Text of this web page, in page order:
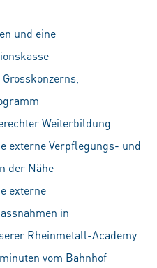
und eine
Weiterbildung
externe Verpflegungs- und
der Nähe
externe
in
Rheinmetall-Academy
vom Bahnhof